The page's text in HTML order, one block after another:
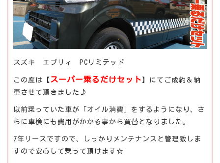
スズキ エブリィ PCリミテッド
この度は【 スーパー乗るだけセット 】にてご成約＆納
車させて頂きました♪
以前乗っていた車が「オイル消費」をするようになり、さ
らに車検にも費用がかかる事から買替となりました。
7年リースですので、しっかりメンテナンスと管理致しま
すので安心して乗って頂けます☆